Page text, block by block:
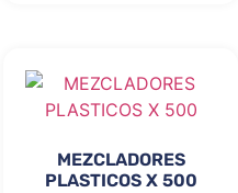
MEZCLADORES
PLASTICOS X 500